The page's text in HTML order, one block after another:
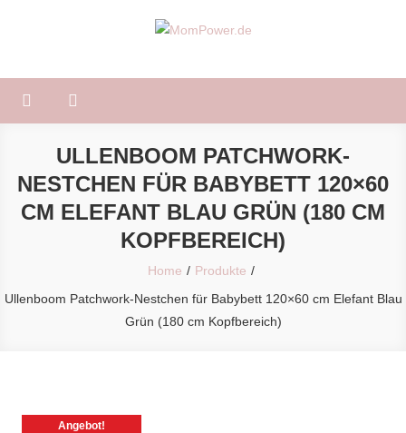
ULLENBOOM PATCHWORK-
NESTCHEN FÜR BABYBETT 120×60
CM ELEFANT BLAU GRÜN (180 CM
KOPFBEREICH)
Home
Produkte
Ullenboom Patchwork-Nestchen für Babybett 120×60 cm Elefant Blau
Grün (180 cm Kopfbereich)
Angebot!